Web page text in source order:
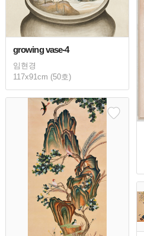
growing vase-4
임현경
117x91cm (50호)